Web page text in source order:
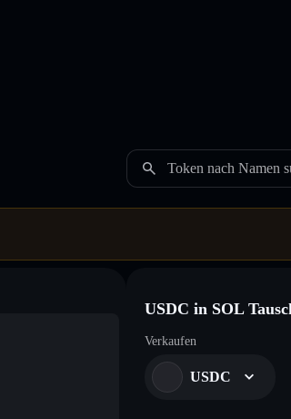
Token nach Namen
USDC in SOL
Verkaufen
USDC